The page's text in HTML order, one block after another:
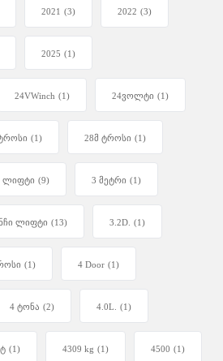
2021 (3) 2022 (3)
2025 (1)
24VWinch (1) 24ვოლტი (1)
(1) 28მ ტროსი (1)
ლიფტი (9) 3 მეტრი (1)
ლიფტი (13) 3.2D. (1)
(1) 4 Door (1)
4 ტონა (2) 4.0L. (1)
(1) 4309 kg (1) 4500 (1)